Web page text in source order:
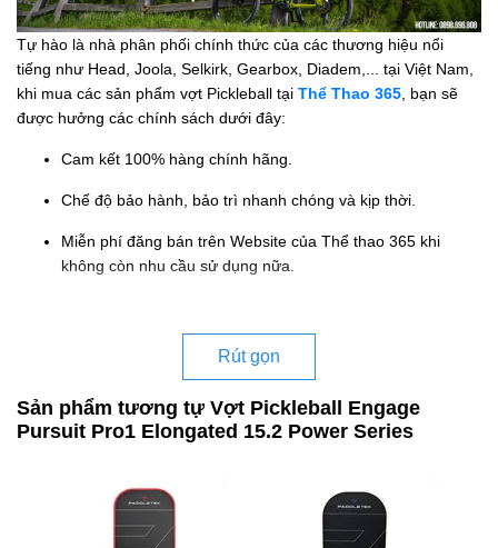
Tự hào là nhà phân phối chính thức của các thương hiệu nổi
tiếng như Head, Joola, Selkirk, Gearbox, Diadem,... tại Việt Nam,
khi mua các sản phẩm vợt Pickleball tại Thể Thao 365 , bạn sẽ
được hưởng các chính sách dưới đây:
Cam kết 100% hàng chính hãng.
Chế độ bảo hành, bảo trì nhanh chóng và kịp thời.
Miễn phí đăng bán trên Website của Thể thao 365 khi
không còn nhu cầu sử dụng nữa.
Rút gọn
Sản phẩm tương tự Vợt Pickleball Engage
Pursuit Pro1 Elongated 15.2 Power Series